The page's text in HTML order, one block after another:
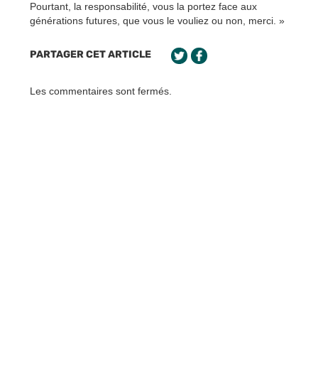
Pourtant, la responsabilité, vous la portez face aux
générations futures, que vous le vouliez ou non, merci. »
PARTAGER CET ARTICLE
Les commentaires sont fermés.